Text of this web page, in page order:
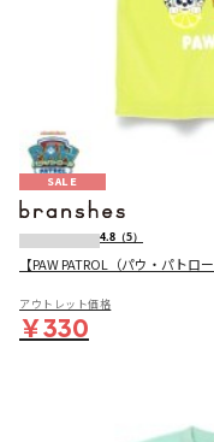
SALE
4.8 （5）
【PAW PATROL（パウ・パト
アウトレット価格
￥330